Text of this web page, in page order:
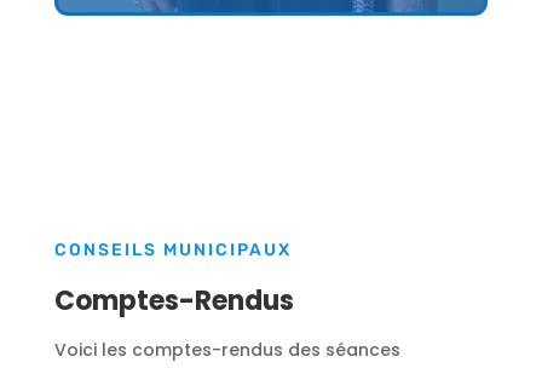
CONSEILS MUNICIPAUX
Comptes-Rendus
Voici les comptes-rendus des séances